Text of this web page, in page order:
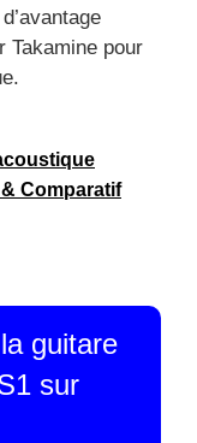
Takamine pour
Comparatif
guitare
sur